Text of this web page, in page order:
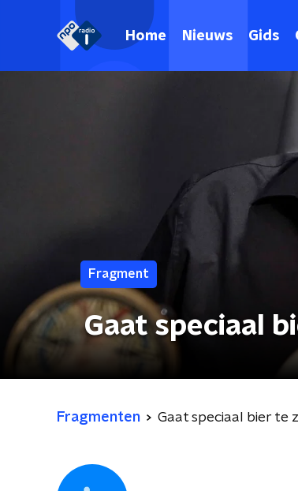
Home Nieuws Gids
Fragment
Gaat speciaal
Fragmenten Gaat speciaal bier te